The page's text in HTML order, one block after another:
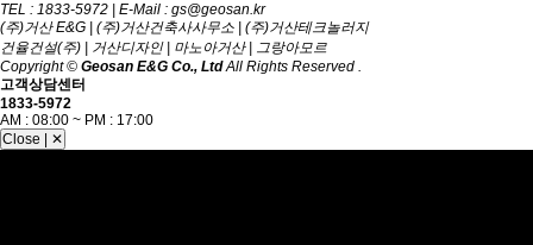
TEL : 1833-5972 | E-Mail : gs@geosan.kr
(주)거산 E&G | (주)거산건축사사무소 | (주)거산테크놀러지
건율건설(주) | 거산디자인 | 마노아거산 | 그랑아모르
Copyright © Geosan E&G Co., LtdAll Rights Reserved .
고객상담센터
1833-5972
AM : 08:00 ~ PM : 17:00
Close | ✕